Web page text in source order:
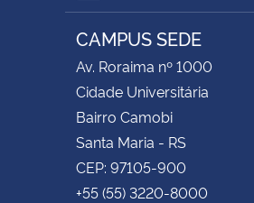
RSS
CAMPUS SEDE
Av. Roraima nº 1000
Cidade Universitária
Bairro Camobi
Santa Maria - RS
CEP: 97105-900
+55 (55) 3220-8000